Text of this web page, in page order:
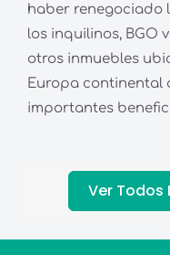
haber renegociado
los inquilinos, BGO
otros inmuebles
Europa continental
importantes
Ver Todos